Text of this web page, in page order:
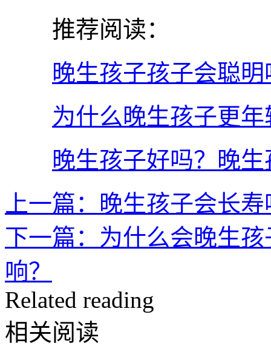
推荐阅读：
晚生孩子孩子会聪
为什么晚生孩子更
晚生孩子好吗？晚
上一篇：晚生孩子会长
下一篇：为什么会晚生
响？
Related reading
相关阅读